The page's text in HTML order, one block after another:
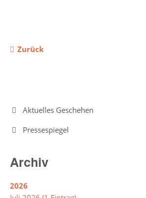
So
arbeiten
wir
Zurück
NavigationAktuelles Geschehen
Pressespiegel
Archiv
2026